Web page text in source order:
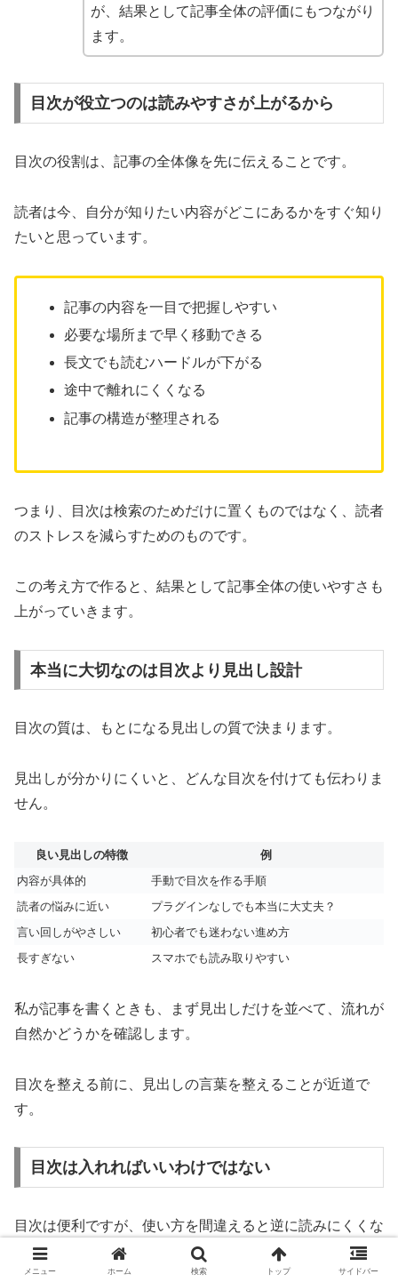
が、結果として記事全体の評価にもつながり
ます。
目次が役立つのは読みやすさが上がるから
目次の役割は、記事の全体像を先に伝えることです。
読者は今、自分が知りたい内容がどこにあるかをすぐ知り
たいと思っています。
記事の内容を一目で把握しやすい
必要な場所まで早く移動できる
長文でも読むハードルが下がる
途中で離れにくくなる
記事の構造が整理される
つまり、目次は検索のためだけに置くものではなく、読者
のストレスを減らすためのものです。
この考え方で作ると、結果として記事全体の使いやすさも
上がっていきます。
本当に大切なのは目次より見出し設計
目次の質は、もとになる見出しの質で決まります。
見出しが分かりにくいと、どんな目次を付けても伝わりま
せん。
良い見出しの特徴
例
内容が具体的
手動で目次を作る手順
読者の悩みに近い
プラグインなしでも本当に大丈夫？
言い回しがやさしい
初心者でも迷わない進め方
長すぎない
スマホでも読み取りやすい
私が記事を書くときも、まず見出しだけを並べて、流れが
自然かどうかを確認します。
目次を整える前に、見出しの言葉を整えることが近道で
す。
目次は入れればいいわけではない
目次は便利ですが、使い方を間違えると逆に読みにくくな
ることもあります。
メニュー ホーム 検索 トップ サイドバー